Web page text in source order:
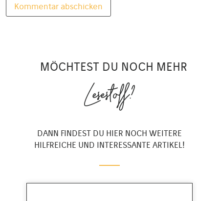
MÖCHTEST DU NOCH MEHR
Lesestoff?
DANN FINDEST DU HIER NOCH WEITERE
HILFREICHE UND INTERESSANTE ARTIKEL!